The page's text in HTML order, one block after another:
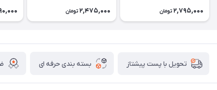
2,795,000 تومان 2,475,000 تومان
تحویل با پست پیشتاز بسته بندی حرفه ای